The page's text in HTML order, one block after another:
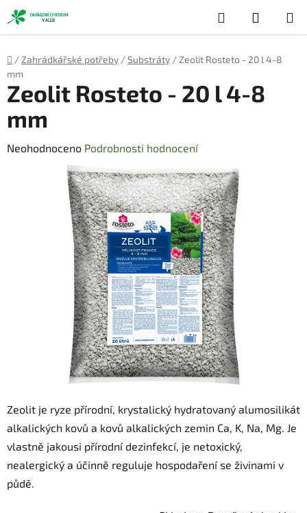
Přejít
na
obsah
Hledat
KOŠÍK
Domů
/ Zahrádkářské potřeby /Substráty / Zeolit Rosteto - 20 l 4-8
mm
Zeolit je ryze přírodní, krystalický hydratovaný alumosilikát
alkalických kovů a kovů alkalických zemin Ca, K, Na, Mg. Je
vlastně jakousi přírodní dezinfekcí, je netoxický,
nealergický a účinně reguluje hospodaření se živinami v
půdě.
Zeolit Rosteto - 20 l 4-8
mm
Průměrné
Neohodnoceno Podrobnosti hodnocení